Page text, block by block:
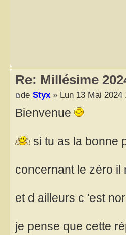
Re: Millésime
de Styx » Lun 13 Mai 2024
Bienvenue
si tu as la bonne
concernant le zéro il
et d ailleurs c 'est
je pense que cette